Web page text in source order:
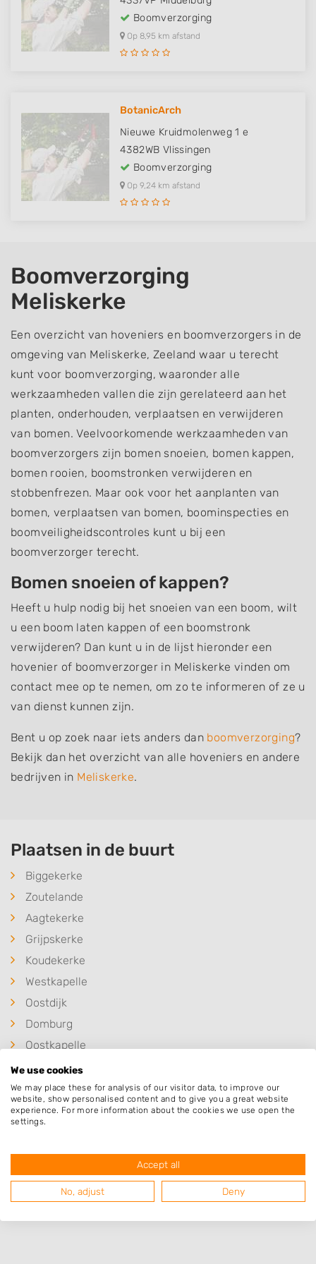
Boomverzorging
Op 8,95 km afstand
BotanicArch
Nieuwe Kruidmolenweg 1 e
4382WB Vlissingen
Boomverzorging
Op 9,24 km afstand
Boomverzorging
Meliskerke
Een overzicht van hoveniers en boomverzorgers in de
omgeving van Meliskerke, Zeeland waar u terecht
kunt voor boomverzorging, waaronder alle
werkzaamheden vallen die zijn gerelateerd aan het
planten, onderhouden, verplaatsen en verwijderen
van bomen. Veelvoorkomende werkzaamheden van
boomverzorgers zijn bomen snoeien, bomen kappen,
bomen rooien, boomstronken verwijderen en
stobbenfrezen. Maar ook voor het aanplanten van
bomen, verplaatsen van bomen, boominspecties en
boomveiligheidscontroles kunt u bij een
boomverzorger terecht.
Bomen snoeien of kappen?
Heeft u hulp nodig bij het snoeien van een boom, wilt
u een boom laten kappen of een boomstronk
verwijderen? Dan kunt u in de lijst hieronder een
hovenier of boomverzorger in Meliskerke vinden om
contact mee op te nemen, om zo te informeren of ze u
van dienst kunnen zijn.
Bent u op zoek naar iets anders dan boomverzorging?
Bekijk dan het overzicht van alle hoveniers en andere
bedrijven in Meliskerke.
Plaatsen in de buurt
Biggekerke
Zoutelande
Aagtekerke
Grijpskerke
Koudekerke
Westkapelle
Oostdijk
Domburg
Oostkapelle
Middelburg
Serooskerke
Vlissingen
Deze mensen gingen u voor
We use cookies
We may place these for analysis of our visitor data, to improve our
website, show personalised content and to give you a great website
experience. For more information about the cookies we use open the
settings.
Accept all
No, adjust Deny